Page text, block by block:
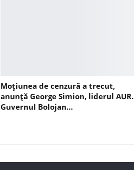
Moțiunea de cenzură a trecut,
anunță George Simion, liderul AUR.
Guvernul Bolojan…